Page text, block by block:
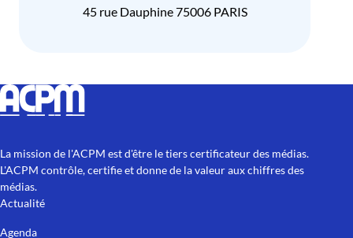
45 rue Dauphine 75006 PARIS
La mission de l'ACPM est d'être le tiers certificateur des médias.
L'ACPM contrôle, certifie et donne de la valeur aux chiffres des
médias.
Actualité
Agenda